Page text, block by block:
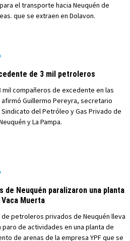
el transporte hacia Neuquén de
que se extraen en Dolavon.
de 3 mil petroleros
mil compañeros de excedente en las
Guillermo Pereyra, secretario
del Petróleo y Gas Privado de
y La Pampa.
de Neuquén paralizaron una planta
Vaca Muerta
de petroleros privados de Neuquén lleva
paro de actividades en una planta de
de arenas de la empresa YPF que se